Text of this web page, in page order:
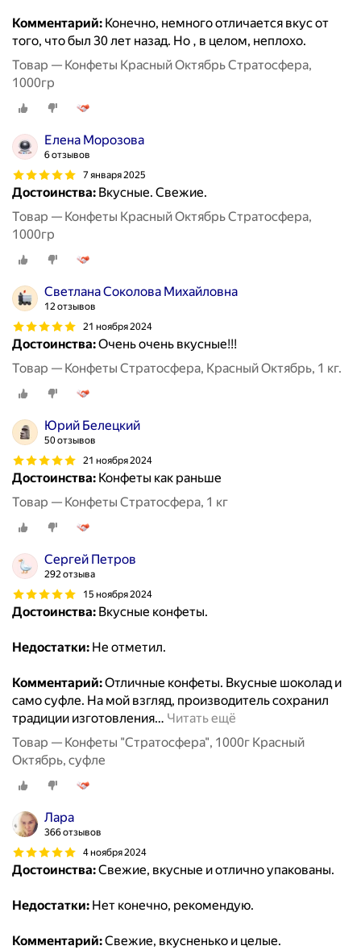
Комментарий: Конечно, немного отличается вкус от
того, что был 30 лет назад. Но , в целом, неплохо.
Товар — Конфеты Красный Октябрь Стратосфера,
1000гр
Елена Морозова
6 отзывов
7 января 2025
Достоинства: Вкусные. Свежие.
Товар — Конфеты Красный Октябрь Стратосфера,
1000гр
Светлана Соколова Михайловна
12 отзывов
21 ноября 2024
Достоинства:Очень очень вкусные!!!
Товар — Конфеты Стратосфера, Красный Октябрь, 1 кг.
Юрий Белецкий
50 отзывов
21 ноября 2024
Достоинства: Конфеты как раньше
Товар — Конфеты Стратосфера, 1 кг
Сергей Петров
292 отзыва
15 ноября 2024
Достоинства: Вкусные конфеты.
Недостатки: Не отметил.
Комментарий:Отличные конфеты. Вкусные шоколад и
само суфле. На мой взгляд, производитель сохранил
традиции изготовления… Читать ещё
Товар — Конфеты "Стратосфера", 1000г Красный
Октябрь, суфле
Лара
366 отзывов
4 ноября 2024
Достоинства:Свежие, вкусные и отлично упакованы.
Недостатки: Нет конечно, рекомендую.
Комментарий:Свежие, вкусненько и целые.